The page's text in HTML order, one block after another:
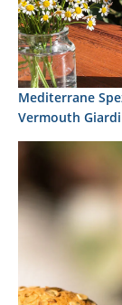
Mediterrane
Vermouth